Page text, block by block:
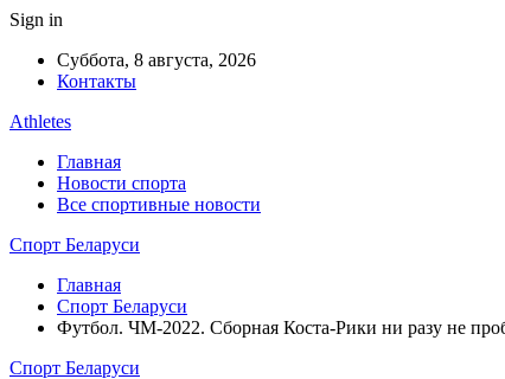
Sign in
Суббота, 8 августа, 2026
Контакты
Athletes
Главная
Новости спорта
Все спортивные новости
Спорт Беларуси
Главная
Спорт Беларуси
Футбол. ЧМ-2022. Сборная Коста-Рики ни разу не
Спорт Беларуси